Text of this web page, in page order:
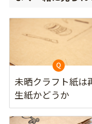
未晒クラフト紙は
生紙かどうか